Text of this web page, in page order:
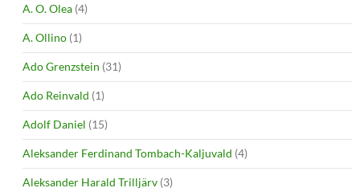
A. O. Olea (4)
A. Ollino (1)
Ado Grenzstein (31)
Ado Reinvald (1)
Adolf Daniel (15)
Aleksander Ferdinand Tombach-Kaljuvald (4)
Aleksander Harald Trilljärv (3)